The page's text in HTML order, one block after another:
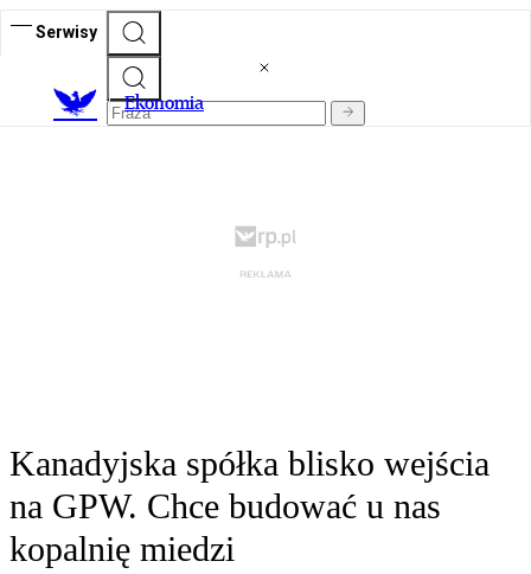
Serwisy
Ekonomia
Kanadyjska spółka blisko wejścia
na GPW. Chce budować u nas
kopalnię miedzi